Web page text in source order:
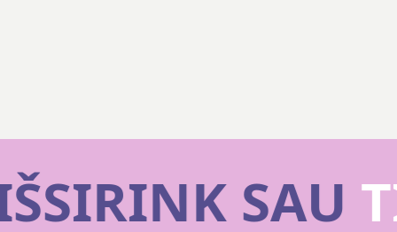
SAU